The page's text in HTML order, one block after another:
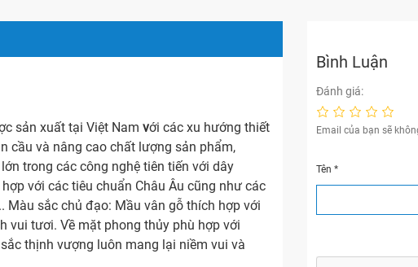
sản xuất tại Việt Namvới các xu hướng thiết
cầu và nâng cao chất lượng sản phẩm,
trong các công nghệ tiên tiến với dây
với các tiêu chuẩn Châu Âu cũng như các
Màu sắc chủ đạo: Mầu vân gỗ thích hợp với
vui tươi. Về mặt phong thủy phù hợp với
thịnh vượng luôn mang lại niềm vui và
Bình Luận
Đánh giá:
Email của bạn sẽ
Tên*